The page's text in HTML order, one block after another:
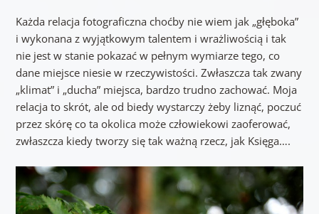
Każda relacja fotograficzna choćby nie wiem jak „głęboka”
i wykonana z wyjątkowym talentem i wrażliwością i tak
nie jest w stanie pokazać w pełnym wymiarze tego, co
dane miejsce niesie w rzeczywistości. Zwłaszcza tak zwany
„klimat” i „ducha” miejsca, bardzo trudno zachować. Moja
relacja to skrót, ale od biedy wystarczy żeby liznąć, poczuć
przez skórę co ta okolica może człowiekowi zaoferować,
zwłaszcza kiedy tworzy się tak ważną rzecz, jak Księga….